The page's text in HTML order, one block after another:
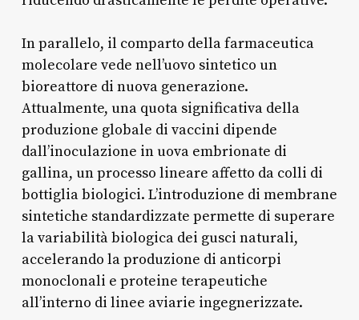
In parallelo, il comparto della farmaceutica
molecolare vede nell’uovo sintetico un
bioreattore di nuova generazione.
Attualmente, una quota significativa della
produzione globale di vaccini dipende
dall’inoculazione in uova embrionate di
gallina, un processo lineare affetto da colli di
bottiglia biologici. L’introduzione di membrane
sintetiche standardizzate permette di superare
la variabilità biologica dei gusci naturali,
accelerando la produzione di anticorpi
monoclonali e proteine terapeutiche
all’interno di linee aviarie ingegnerizzate.